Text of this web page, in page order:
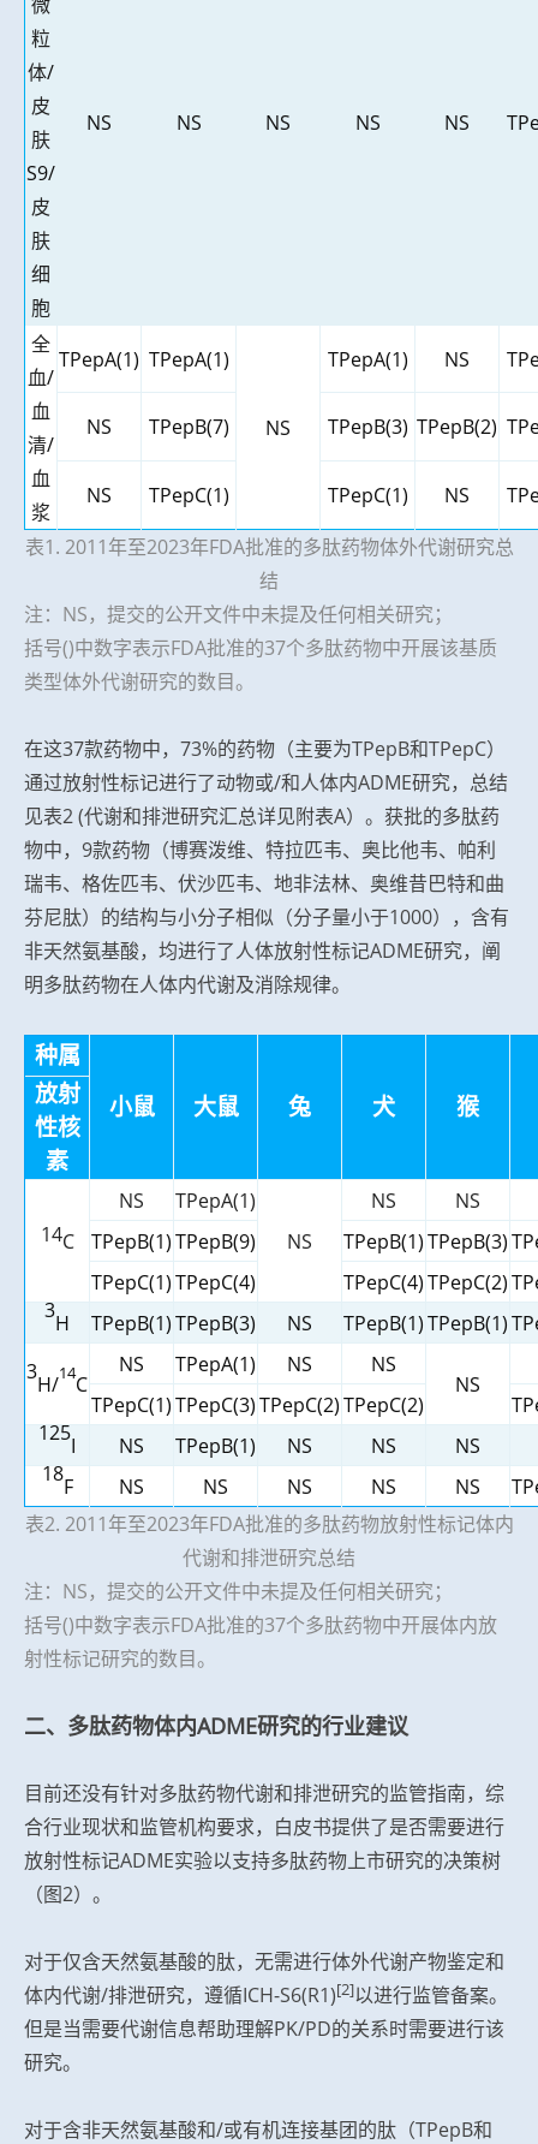
粒
体/
皮
肤
S9/
皮
肤
细
胞
NS NS NS NS NS
全
血/
血
清/
血
浆
TPepA(1) TPepA(1)
NS
TPepA(1) NS
NS TPepB(7) TPepB(3) TPepB(2)
NS TPepC(1) TPepC(1) NS
表1. 2011年至2023年FDA批准的多肽药物体外代谢研究总
结
注：NS，提交的公开文件中未提及任何相关研究；
括号()中数字表示FDA批准的37个多肽药物中开展该基质
类型体外代谢研究的数目。
在这37款药物中，73%的药物（主要为TPepB和TPepC）
通过放射性标记进行了动物或/和人体内ADME研究，总结
见表2 (代谢和排泄研究汇总详见附表A）。获批的多肽药
物中，9款药物（博赛泼维、特拉匹韦、奥比他韦、帕利
瑞韦、格佐匹韦、伏沙匹韦、地非法林、奥维昔巴特和曲
芬尼肽）的结构与小分子相似（分子量小于1000），含有
非天然氨基酸，均进行了人体放射性标记ADME研究，阐
明多肽药物在人体内代谢及消除规律。
种属
小鼠
大鼠 兔 犬 猴
放射
性核
素
14C
NS
TPepA(1)
NS
NS
NS
TPepB(1)TPepB(9) TPepB(1)TPepB(3)
TPepC(1)TPepC(4) TPepC(4)TPepC(2)
3
H TPepB(1)TPepB(3) NS TPepB(1)TPepB(1)
3
H/14C
NS TPepA(1) NS NS
NS
TPepC(1)TPepC(3)TPepC(2)TPepC(2)
125
I NS TPepB(1) NS NS
NS
18
F NS NS NS NS NS
表2. 2011年至2023年FDA批准的多肽药物放射性标记体内
代谢和排泄研究总结
注：NS，提交的公开文件中未提及任何相关研究；
括号()中数字表示FDA批准的37个多肽药物中开展体内放
射性标记研究的数目。
二、多肽药物体内ADME研究的行业建议
目前还没有针对多肽药物代谢和排泄研究的监管指南，综
合行业现状和监管机构要求，白皮书提供了是否需要进行
放射性标记ADME实验以支持多肽药物上市研究的决策树
（图2）。
对于仅含天然氨基酸的肽，无需进行体外代谢产物鉴定和
体内代谢/排泄研究，遵循ICH-S6(R1)[2]以进行监管备案。
但是当需要代谢信息帮助理解PK/PD的关系时需要进行该
研究。
对于含非天然氨基酸和/或有机连接基团的肽（TPepB和